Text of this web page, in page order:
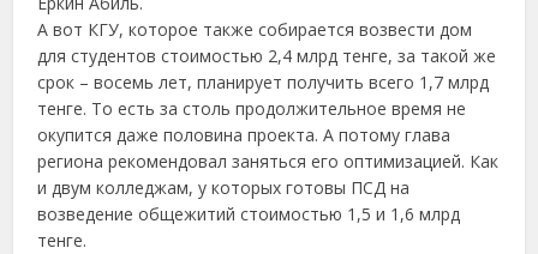
А вот КГУ, которое также собирается возвести дом
для студентов стоимостью 2,4 млрд тенге, за такой же
срок – восемь лет, планирует получить всего 1,7 млрд
тенге. То есть за столь продолжительное время не
окупится даже половина проекта. А потому глава
региона рекомендовал заняться его оптимизацией. Как
и двум колледжам, у которых готовы ПСД на
возведение общежитий стоимостью 1,5 и 1,6 млрд
тенге.